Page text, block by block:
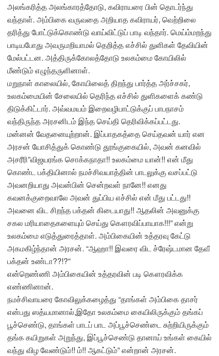
அலங்கரித்த அலங்காரத்தோடு, கவிராயரை பின் தொடர்ந்து
வந்தாள். அம்பிகை வருவதை அறியாத கவிராயர், வெற்றிலை
தரித்து போட்டுக்கொண்டு வாய்விட்டுப் பாடி வந்தார். மெய்ம்மறந்து
பாடியபோது அவருமறியாமல் தெறித்த எச்சில் துளிகள் தேவியின்
மேல்பட்டன. அத்திருக்கோலத்தோடு உலகம்மை கோயிலில்
மீண்டும் எழுந்தருளினாள்.
மறுநாள் காலையில், கோயிலைத் திறந்து பார்த்த அர்ச்சகர்,
உலகம்மையின் சேலையில் தெரிந்த எச்சில் துளிகளைக் கண்டு
திடுக்கிட்டார். அவ்வமயம் இறைவழிபாட்டுக்குப் பாபநாசம்
வந்திருந்த அரசனிடம் இந்த செய்தி தெரிவிக்கப்பட்டது.
மன்னன் வேதனையுற்றான். இப்பாதகத்தை செய்தவன் யார் என
அரசன் யோசித்துக் கொண்டு தூங்குகையில், அவன் கனவில்
அசரீரி”விஜயரங்க சொக்கநாதா!! உலகம்மை யான்!! என் மீது
கொண்ட பக்தியினால் நமச்சிவயாத்தின் பாடலுக்கு வசப்பட்டு
அவனறியாது அவன்பின் சென்றவள் நானே!! எனது
கவனக்குறைவாலே அவன் துப்பிய எச்சில் என் மீது பட்டது!!
அவனை விட சிறந்த பக்தன் கிடையாது!! ஆதலின் அவனுக்கு
சகல மரியாதைகளையும் செய்து கௌரவிப்பாயாக!!!” என்று
உலகம்மை எடுத்துரைத்தாள். அம்பிகையின் உத்தரவு கேட்டு
அகமகிழ்ந்தான் அரசன். “ஆஹா!! இவரை விட ச்ரேஷ்டமான தேவீ
பக்தன் உண்டா??!?”
என்றெண்ணி அம்பிகையின் உத்தரவின் படி கௌரவிக்க
எண்ணினான்.
நமச்சிவாயரை கோவிலுக்கழைத்து “தாங்கள் அம்பிகை தாசர்
என்பது ஸத்யமானால்,இதோ உலகம்மை கையிலிருக்கும் தங்கப்
பூச்செண்டு, தாங்கள் பாடப் பாட அப்பூச்செண்டை சுற்றியிருக்கும்
தங்க கயிறுகள் அறுந்து, இப்பூச்செண்டு தானாய் உங்கள் கையில்
வந்து விழ வேண்டும்!! ம்!! ஆகட்டும்” என்றான் அரசன்.